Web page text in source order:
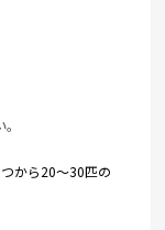
から20～30匹の